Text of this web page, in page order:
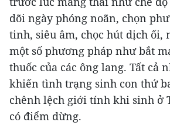
dõi ngày phóng noãn, chọn
tinh, siêu âm, chọc hút dịch ối,
một số phương pháp như bắt
thuốc của các ông lang. Tất cả
khiến tình trạng sinh con thứ
chênh lệch giới tính khi sinh ở
có điểm dừng.